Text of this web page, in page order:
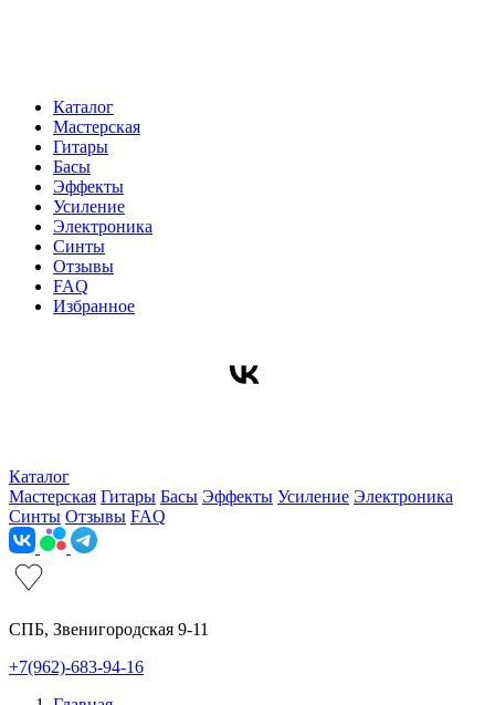
Каталог
Мастерская
Гитары
Басы
Эффекты
Усиление
Электроника
Синты
Отзывы
FAQ
Избранное
Каталог
Мастерская Гитары Басы Эффекты Усиление Электроника
Синты Отзывы FAQ
СПБ, Звенигородская 9-11
+7(962)-683-94-16